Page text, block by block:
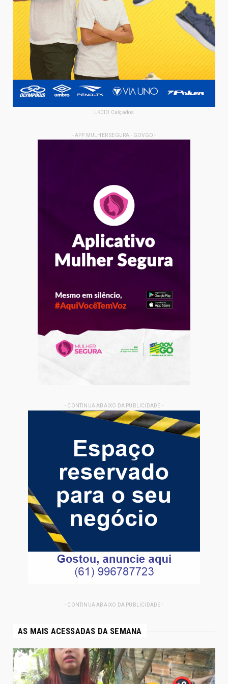
LKCIO Calçados
- APP MULHER SEGURA - GOVGO -
- CONTINUA ABAIXO DA PUBLICIDADE -
- CONTINUA ABAIXO DA PUBLICIDADE -
AS MAIS ACESSADAS DA SEMANA